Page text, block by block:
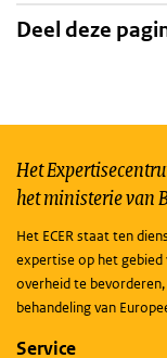
Deel deze
Het
het ministerie van
Het ECER staat ten
expertise op het gebied
overheid te
behandeling van
Service